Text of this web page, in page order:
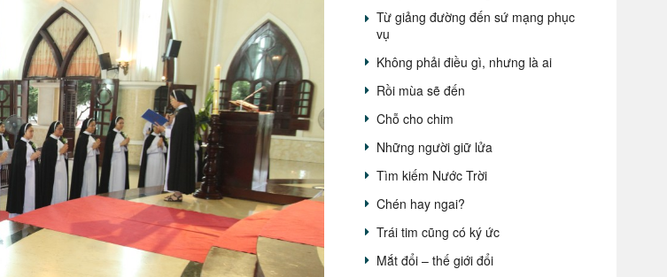
Từ giảng đường đến sứ mạng phục
vụ
Không phải điều gì, nhưng là ai
Rồi mùa sẽ đến
Chỗ cho chim
Những người giữ lửa
Tìm kiếm Nước Trời
Chén hay ngai?
Trái tim cũng có ký ức
Mắt đổi – thế giới đổi